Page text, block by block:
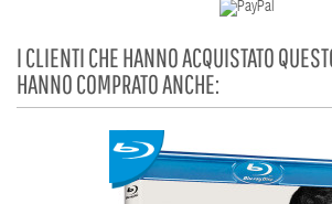
I CLIENTI CHE HANNO ACQUISTATO
HANNO COMPRATO ANCHE: